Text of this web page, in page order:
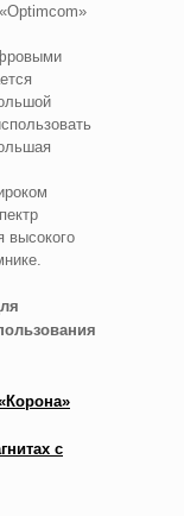
высокого
с